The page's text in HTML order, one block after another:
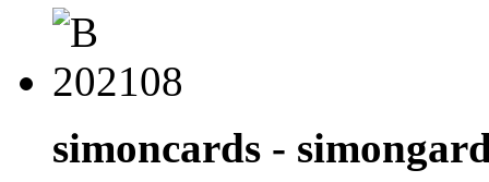
simoncards -